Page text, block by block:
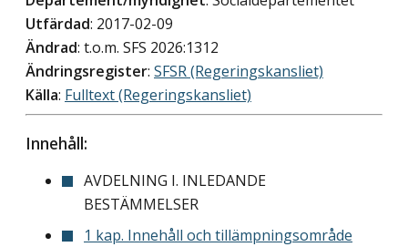
Utfärdad: 2017-02-09
Ändrad: t.o.m. SFS 2026:1312
Ändringsregister: SFSR (Regeringskansliet)
Källa: Fulltext (Regeringskansliet)
Innehåll:
AVDELNING I. INLEDANDE
BESTÄMMELSER
1 kap. Innehåll och tillämpningsområde